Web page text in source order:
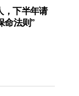
，下半年请
命法则”